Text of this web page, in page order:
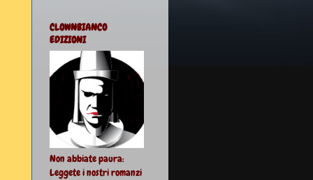
CLOWNBIANCO
EDIZIONI
Non abbiate paura:
Leggete i nostri romanzi